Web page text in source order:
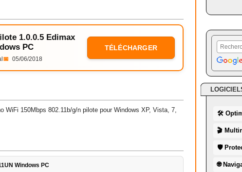
1.0.0.5 Edimax
PC
📅 05/06/2018
TÉLÉCHARGER
WiFi 150Mbps 802.11b/g/n pilote pour Windows XP, Vista, 7,
Windows PC
🛠
🎬
🛡
🌐